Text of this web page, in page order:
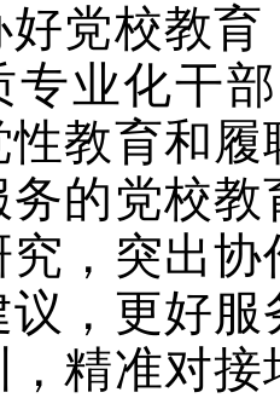
好党校教
专业化干
性教育和
务的党校
究，突出
议，更好
，精准对